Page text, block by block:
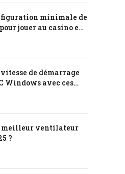
minimale de
jouer au casino en
de démarrage
Windows avec ces
meilleur ventilateur
?